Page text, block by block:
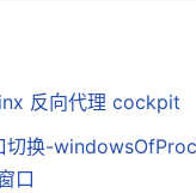
反向代理 cockpit
切换-
口